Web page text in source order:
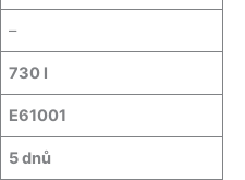
–
730 l
E61001
5 dnů